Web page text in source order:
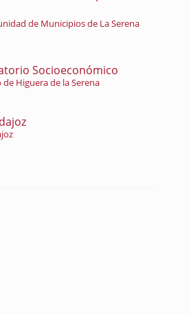
de Municipios de La Serena
Socioeconómico
Higuera de la Serena